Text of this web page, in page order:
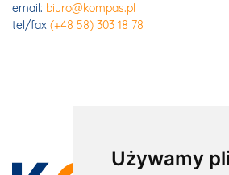
Używamy
email: biuro@kompas.pl
tel/fax (+48 58) 303 18 78